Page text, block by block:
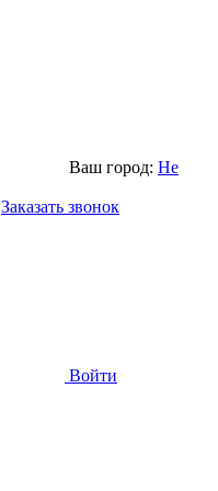
Ваш город: Не
Заказать звонок
Войти